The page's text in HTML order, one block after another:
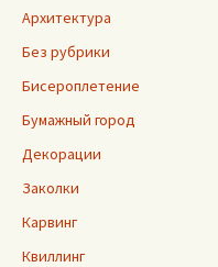
Архитектура
Без рубрики
Бисероплетение
Бумажный город
Декорации
Заколки
Карвинг
Квиллинг